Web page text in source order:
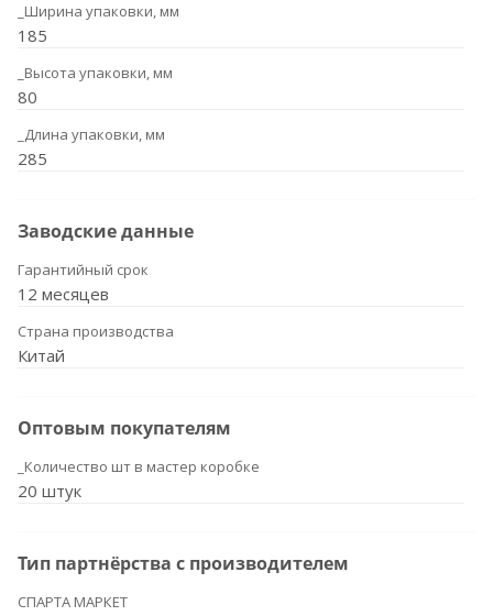
_Ширина упаковки, мм
185
_Высота упаковки, мм
80
_Длина упаковки, мм
285
Заводские данные
Гарантийный срок
12 месяцев
Страна производства
Китай
Оптовым покупателям
_Количество шт в мастер коробке
20 штук
Тип партнёрства с производителем
СПАРТА МАРКЕТ